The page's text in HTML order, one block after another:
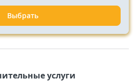
Выбрать
услуги